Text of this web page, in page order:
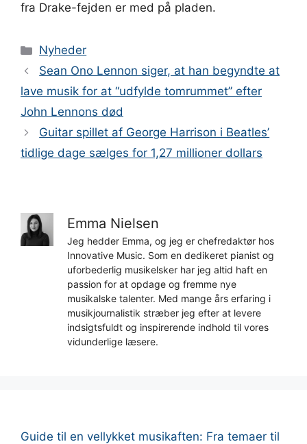
fra Drake-fejden er med på pladen.
Kategorier
Nyheder
Sean Ono Lennon siger, at han begyndte at
lave musik for at “udfylde tomrummet” efter
John Lennons død
Guitar spillet af George Harrison i Beatles’
tidlige dage sælges for 1,27 millioner dollars
Emma Nielsen
Jeg hedder Emma, og jeg er chefredaktør hos
Innovative Music. Som en dedikeret pianist og
uforbederlig musikelsker har jeg altid haft en
passion for at opdage og fremme nye
musikalske talenter. Med mange års erfaring i
musikjournalistik stræber jeg efter at levere
indsigtsfuldt og inspirerende indhold til vores
vidunderlige læsere.
Guide til en vellykket musikaften: Fra temaer til